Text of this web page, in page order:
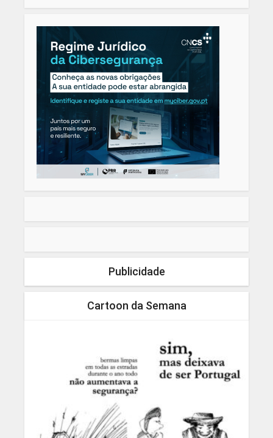
Publicidade
Cartoon da Semana